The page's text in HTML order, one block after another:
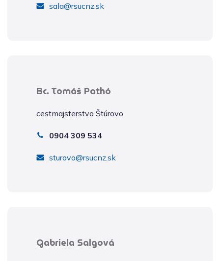
sala@rsucnz.sk
Bc. Tomáš Pathó
cestmajsterstvo Štúrovo
0904 309 534
sturovo@rsucnz.sk
Gabriela Salgová